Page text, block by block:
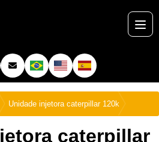
Unidade injetora caterpillar 120k
caterpillar